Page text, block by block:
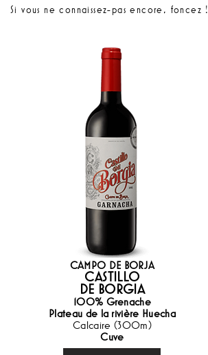
Si vous ne connaissez-pas encore, foncez !
CAMPO DE BORJA
CASTILLO
DE BORGIA
100% Grenache
Plateau de la rivière Huecha
Calcaire (300m)
Cuve